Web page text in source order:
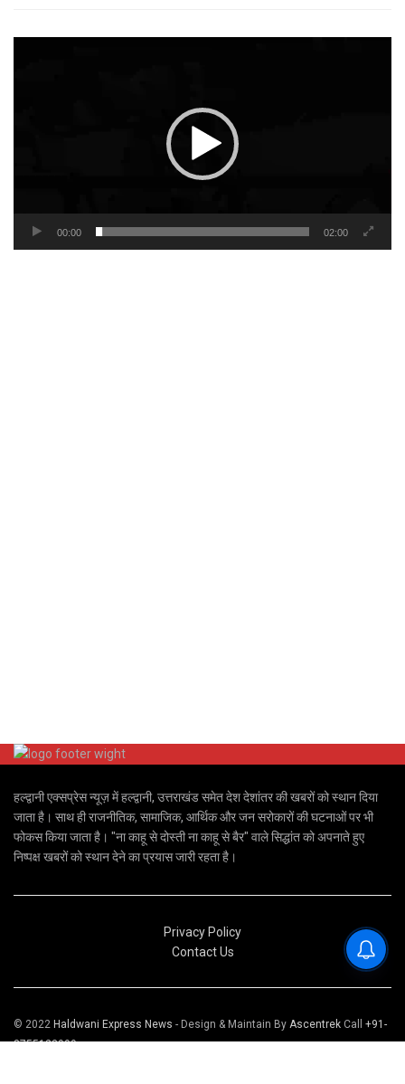
00:00 02:00
हल्द्वानी एक्सप्रेस न्यूज़ में हल्द्वानी, उत्तराखंड समेत देश देशांतर की खबरों को स्थान दिया
जाता है। साथ ही राजनीतिक, सामाजिक, आर्थिक और जन सरोकारों की घटनाओं पर भी
फोकस किया जाता है। "ना काहू से दोस्ती ना काहू से बैर" वाले सिद्धांत को अपनाते हुए
निष्पक्ष खबरों को स्थान देने का प्रयास जारी रहता है।
Privacy Policy
Contact Us
© 2022 Haldwani Express News - Design & Maintain By Ascentrek Call +91-
8755123999